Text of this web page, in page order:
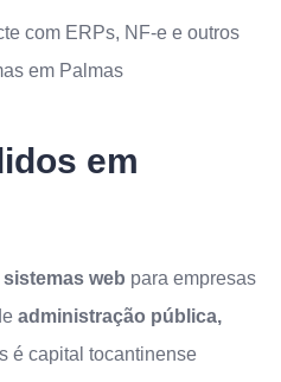
com ERPs, NF-e e outros
em Palmas
em
web para empresas
administração pública,
é capital tocantinense